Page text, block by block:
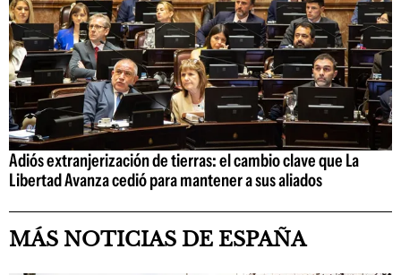
Adiós extranjerización de tierras: el cambio clave que La
Libertad Avanza cedió para mantener a sus aliados
MÁS NOTICIAS DE ESPAÑA